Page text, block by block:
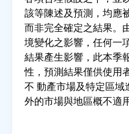
房
相
該等陳述及預測，均應
而非完全確定之結果。
境變化之影響，任何一
結果產生影響，此本季
性，預測結果僅供使用
不 動產市場及特定區域
外的市場與地區概不適用